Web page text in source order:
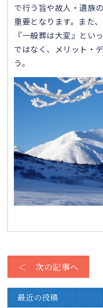
で行う旨や故人・遺族
重要となります。また
『一般葬は大変』とい
ではなく、メリット・
う。
＜ 次の記事へ
最近の投稿